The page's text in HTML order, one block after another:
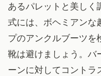
あるパレットと美しく
式には、ボヘミアンな
プのアンクルブーツを
靴は避けましょう。バ
ーンに対してコントラ